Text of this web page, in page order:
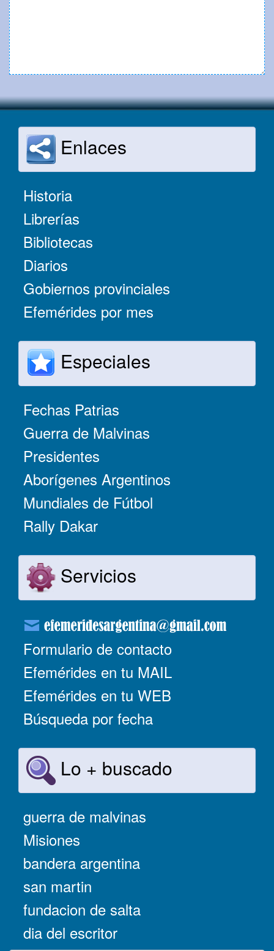
Enlaces
Historia
Librerías
Bibliotecas
Diarios
Gobiernos provinciales
Efemérides por mes
Especiales
Fechas Patrias
Guerra de Malvinas
Presidentes
Aborígenes Argentinos
Mundiales de Fútbol
Rally Dakar
Servicios
Formulario de contacto
Efemérides en tu MAIL
Efemérides en tu WEB
Búsqueda por fecha
Lo + buscado
guerra de malvinas
Misiones
bandera argentina
san martin
fundacion de salta
dia del escritor